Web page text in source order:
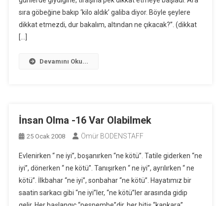
sıra göbeğine bakıp ‘kilo aldık’ galiba diyor. Böyle şeylere
dikkat etmezdi, dur bakalım, altından ne çıkacak?”. (dikkat
[…]
Devamını Oku...
İnsan Olma -16 Var Olabilmek
25 Ocak 2008 Ömür BODENSTAFF
Evlenirken “ ne iyi”, boşanırken “ne kötü”. Tatile giderken “ne
iyi”, dönerken “ ne kötü”. Tanışırken “ ne iyi”, ayrılırken “ ne
kötü”. İlkbahar “ne iyi”, sonbahar “ne kötü”. Hayatımız bir
saatin sarkacı gibi “ne iyi”ler, “ne kötü”ler arasında gidip